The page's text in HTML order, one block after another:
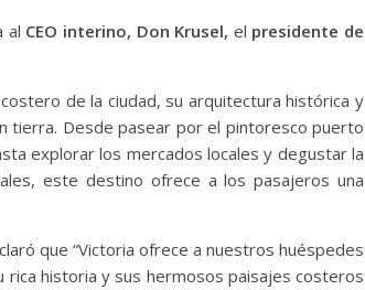
al CEO interino, Don Krusel, el presidente de
de la ciudad, su arquitectura histórica y
tierra. Desde pasear por el pintoresco puerto
explorar los mercados locales y degustar la
este destino ofrece a los pasajeros una
que “Victoria ofrece a nuestros huéspedes
rica historia y sus hermosos paisajes costeros